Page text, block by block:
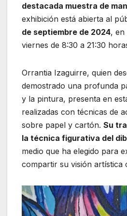
destacada muestra de
exhibición está abierta al
de septiembre de 2024, en
viernes de 8:30 a 21:30
Orrantia Izaguirre, quien
demostrado una profunda
y la pintura, presenta en
realizadas con técnicas de
sobre papel y cartón. Su
la técnica figurativa del
medio que ha elegido para
compartir su visión artística